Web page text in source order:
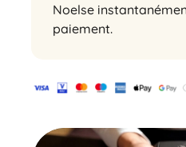
Noelse
paiement.